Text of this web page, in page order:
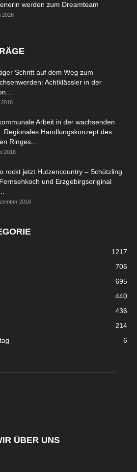
werden zum Dreamteam
2026
Schritt auf dem Weg zum
Achtklässler in der
Arbeit in der wachsenden
Regionales Handlungskonzept des
Ringes...
2018
rockt jetzt Hutzencountry – Schützling
und Erzgebirgsoriginal
2018
1217
706
695
440
436
214
6
ÜBER UNS